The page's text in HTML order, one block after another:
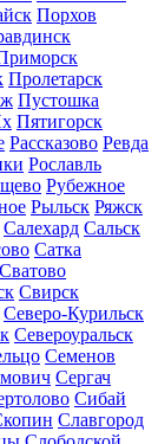
Порхов
Пролетарск
Пустошка
Пятигорск
Рассказово Ревда
Рославль
Рубежное
Рыльск Ряжск
Салехард Сальск
Сатка
Сватово
Свирск
Северо-Курильск
Североуральск
Семенов
Сергач
Сибай
Славгород